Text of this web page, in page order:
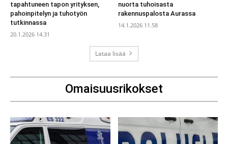
tapahtuneen tapon yrityksen,
pahoinpitelyn ja tuhotyön
tutkinnassa
20.1.2026 14.31
nuorta tuhoisasta
rakennuspalosta Aurassa
14.1.2026 11.58
Lataa lisää
Omaisuusrikokset